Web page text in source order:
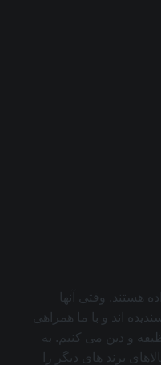
هستند. وقتی آنها
اند و با ما همراهی
و دین می کنیم. به
برند های دیگر را